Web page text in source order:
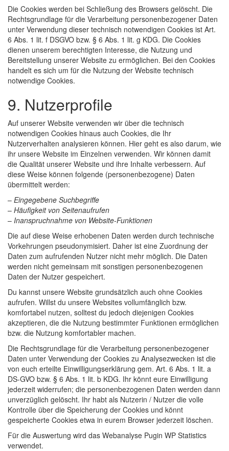
Die Cookies werden bei Schließung des Browsers gelöscht. Die
Rechtsgrundlage für die Verarbeitung personenbezogener Daten
unter Verwendung dieser technisch notwendigen Cookies ist Art.
6 Abs. 1 lit. f DSGVO bzw. § 6 Abs. 1 lit. g KDG. Die Cookies
dienen unserem berechtigten Interesse, die Nutzung und
Bereitstellung unserer Website zu ermöglichen. Bei den Cookies
handelt es sich um für die Nutzung der Website technisch
notwendige Cookies.
9. Nutzerprofile
Auf unserer Website verwenden wir über die technisch
notwendigen Cookies hinaus auch Cookies, die Ihr
Nutzerverhalten analysieren können. Hier geht es also darum, wie
ihr unsere Website im Einzelnen verwenden. Wir können damit
die Qualität unserer Website und ihre Inhalte verbessern. Auf
diese Weise können folgende (personenbezogene) Daten
übermittelt werden:
– Eingegebene Suchbegriffe
– Häufigkeit von Seitenaufrufen
– Inanspruchnahme von Website-Funktionen
Die auf diese Weise erhobenen Daten werden durch technische
Vorkehrungen pseudonymisiert. Daher ist eine Zuordnung der
Daten zum aufrufenden Nutzer nicht mehr möglich. Die Daten
werden nicht gemeinsam mit sonstigen personenbezogenen
Daten der Nutzer gespeichert.
Du kannst unsere Website grundsätzlich auch ohne Cookies
aufrufen. Willst du unsere Websites vollumfänglich bzw.
komfortabel nutzen, solltest du jedoch diejenigen Cookies
akzeptieren, die die Nutzung bestimmter Funktionen ermöglichen
bzw. die Nutzung komfortabler machen.
Die Rechtsgrundlage für die Verarbeitung personenbezogener
Daten unter Verwendung der Cookies zu Analysezwecken ist die
von euch erteilte Einwilligungserklärung gem. Art. 6 Abs. 1 lit. a
DS-GVO bzw. § 6 Abs. 1 lit. b KDG. Ihr könnt eure Einwilligung
jederzeit widerrufen; die personenbezogenen Daten werden dann
unverzüglich gelöscht. Ihr habt als Nutzerin / Nutzer die volle
Kontrolle über die Speicherung der Cookies und könnt
gespeicherte Cookies etwa in eurem Browser jederzeit löschen.
Für die Auswertung wird das Webanalyse Pugin WP Statistics
verwendet.